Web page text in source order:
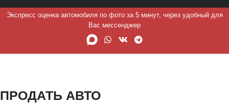
Экспресс оценка автомобиля по фото за 5 минут, через удобный для
Вас мессенджер
ПРОДАТЬ АВТО